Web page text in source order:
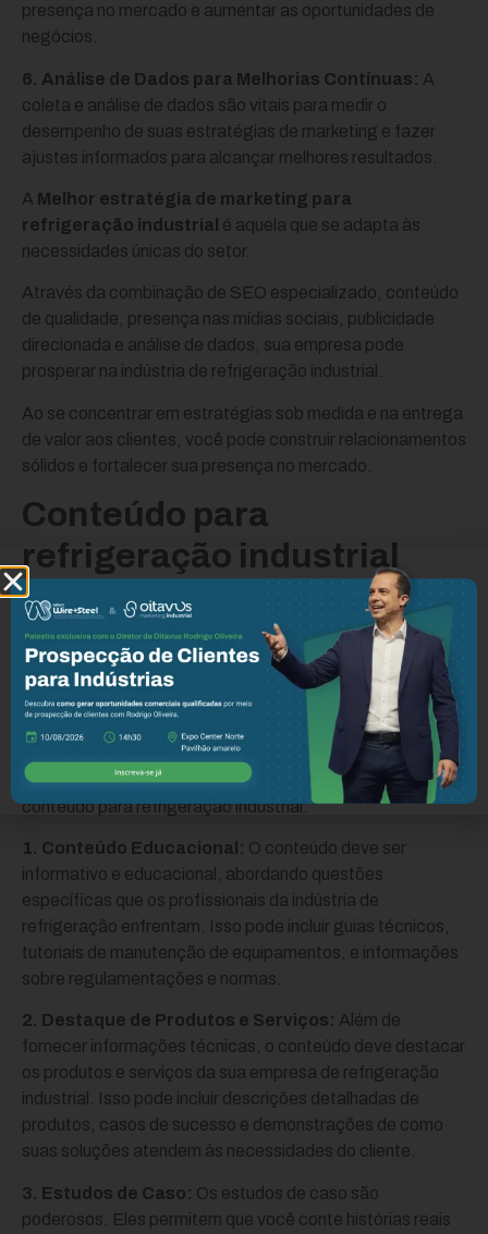
presença no mercado e aumentar as oportunidades de
negócios.
6. Análise de Dados para Melhorias Contínuas: A
coleta e análise de dados são vitais para medir o
desempenho de suas estratégias de marketing e fazer
ajustes informados para alcançar melhores resultados.
A Melhor estratégia de marketing para
refrigeração industrial é aquela que se adapta às
necessidades únicas do setor.
Através da combinação de SEO especializado, conteúdo
de qualidade, presença nas mídias sociais, publicidade
direcionada e análise de dados, sua empresa pode
prosperar na indústria de refrigeração industrial.
Ao se concentrar em estratégias sob medida e na entrega
de valor aos clientes, você pode construir relacionamentos
sólidos e fortalecer sua presença no mercado.
Conteúdo para
refrigeração industrial
Em um mercado altamente especializado como a
refrigeração industrial, as estratégias de conteúdo
desempenham um papel fundamental para atrair e
envolver os clientes certos.
Transforme sua empresa de refrigeração com
marketing!
Aqui estão alguns aspectos-chave das estratégias de
conteúdo para refrigeração industrial:
1. Conteúdo Educacional: O conteúdo deve ser
informativo e educacional, abordando questões
específicas que os profissionais da indústria de
refrigeração enfrentam. Isso pode incluir guias técnicos,
tutoriais de manutenção de equipamentos, e informações
sobre regulamentações e normas.
2. Destaque de Produtos e Serviços: Além de
fornecer informações técnicas, o conteúdo deve destacar
os produtos e serviços da sua empresa de refrigeração
industrial. Isso pode incluir descrições detalhadas de
produtos, casos de sucesso e demonstrações de como
suas soluções atendem às necessidades do cliente.
3. Estudos de Caso: Os estudos de caso são
poderosos. Eles permitem que você conte histórias reais